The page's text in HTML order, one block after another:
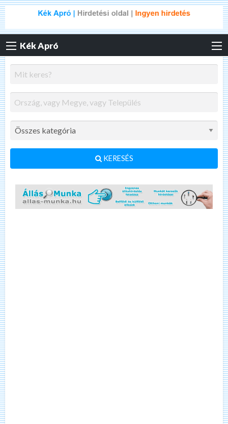
Kék Apró
KERESÉS